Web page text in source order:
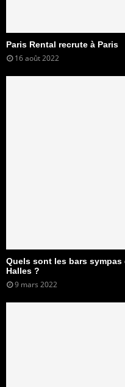
Paris Rental recrute à Paris
16 août 2022
Quels sont les bars
Halles ?
9 mars 2022